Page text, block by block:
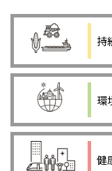
持
環
健